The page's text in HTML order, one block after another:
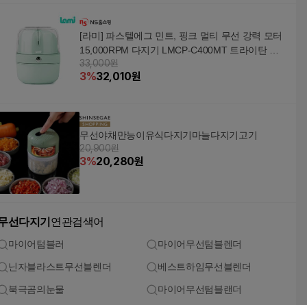
[라미] 파스텔에그 민트, 핑크 멀티 무선 강력 모터
15,000RPM 다지기 LMCP-C400MT 트라이탄 용
기 스테인레스 칼날
33,000원
3%32,010원
무선야채만능이유식다지기마늘다지기고기
20,900원
3%20,280원
선다지기 연관검색어
마이어텀블러 마이어무선텀블렌더
닌자블라스트무선블렌더 베스트하임무선블렌더
북극곰의눈물 마이어무선텀블랜더